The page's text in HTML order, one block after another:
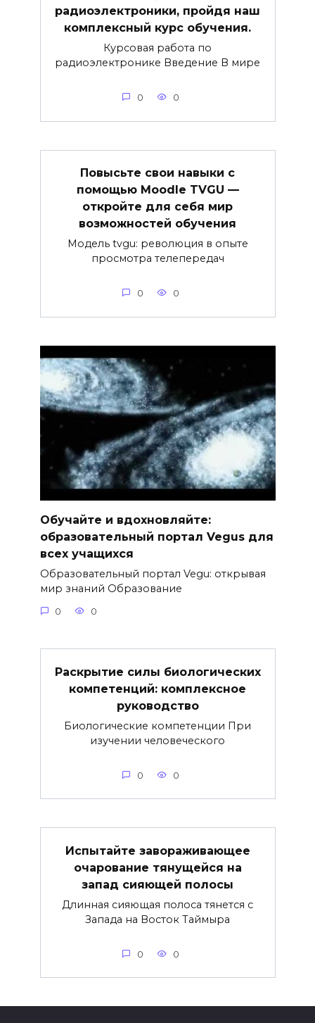
радиоэлектроники, пройдя наш
комплексный курс обучения.
Курсовая работа по
радиоэлектронике Введение В мире
0 0
Повысьте свои навыки с
помощью Moodle TVGU —
откройте для себя мир
возможностей обучения
Модель tvgu: революция в опыте
просмотра телепередач
0 0
Обучайте и вдохновляйте:
образовательный портал Vegus для
всех учащихся
Образовательный портал Vegu: открывая
мир знаний Образование
0 0
Раскрытие силы биологических
компетенций: комплексное
руководство
Биологические компетенции При
изучении человеческого
0 0
Испытайте завораживающее
очарование тянущейся на
запад сияющей полосы
Длинная сияющая полоса тянется с
Запада на Восток Таймыра
0 0